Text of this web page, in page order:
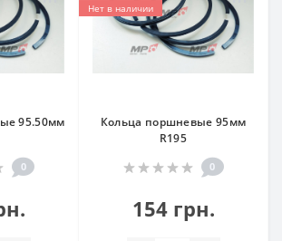
95.50мм
0
Нет в наличии
Кольца поршневые 95мм
R195
0
154 грн.